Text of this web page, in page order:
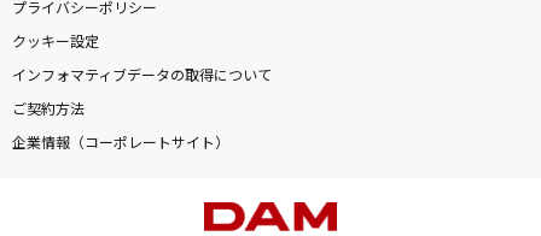
プライバシーポリシー
クッキー設定
インフォマティブデータの取得について
ご契約方法
企業情報（コーポレートサイト）